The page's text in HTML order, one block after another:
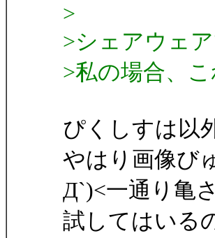
>
>シェアウェ
>私の場合、
ぴくしすは以
やはり画像び
Д`)<一通り亀
試してはいる